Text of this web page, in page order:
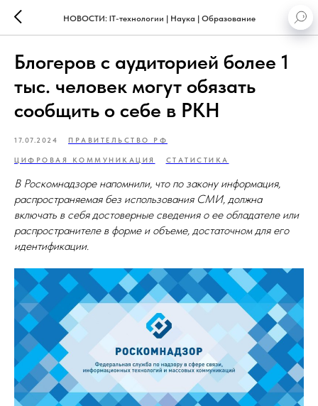
НОВОСТИ: IT-технологии | Наука | Образование
Блогеров с аудиторией более 1
тыс. человек могут обязать
сообщить о себе в РКН
17.07.2024 ПРАВИТЕЛЬСТВО РФ
ЦИФРОВАЯ КОММУНИКАЦИЯ СТАТИСТИКА
В Роскомнадзоре напомнили, что по закону информация,
распространяемая без использования СМИ, должна
включать в себя достоверные сведения о ее обладателе или
распространителе в форме и объеме, достаточном для его
идентификации.